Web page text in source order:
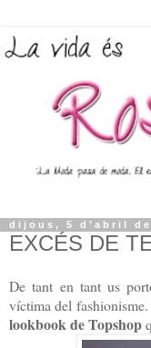
dijous, 5 d’abril
EXCÉS DE
De tant en tant us
víctima del
lookbook de Topshop